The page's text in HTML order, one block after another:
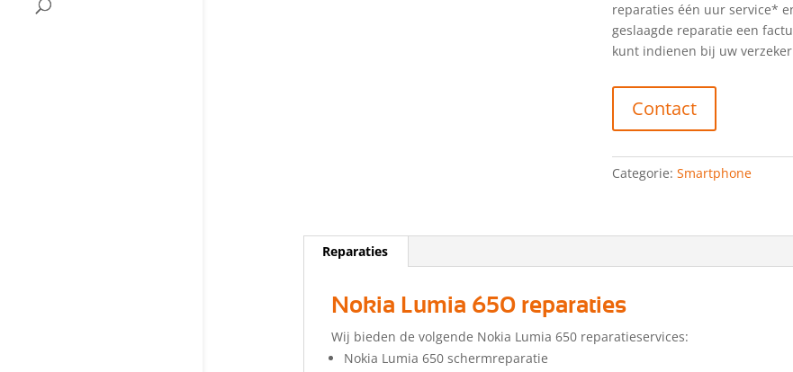
reparaties één uur service*
geslaagde reparatie een
kunt indienen bij uw
Contact
Categorie: Smartphone
Reparaties
Nokia Lumia 650 reparaties
Wij bieden de volgende Nokia Lumia 650 reparatieservices:
Nokia Lumia 650 schermreparatie